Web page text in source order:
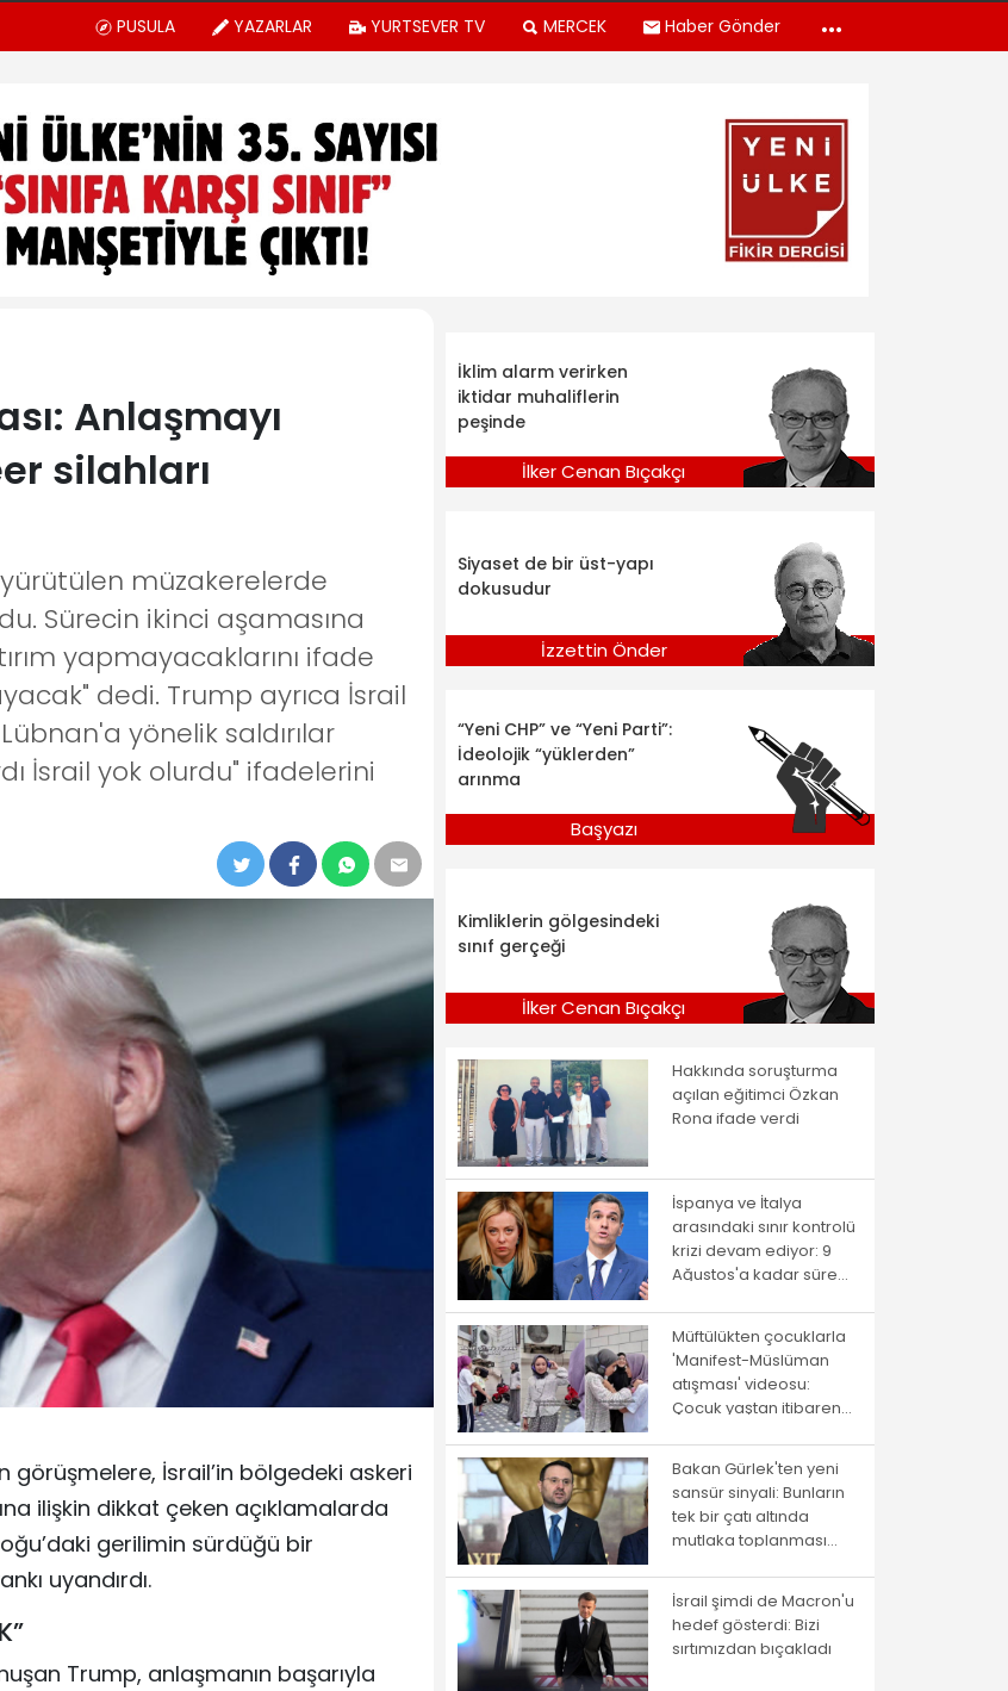
PUSULA YAZARLAR YURTSEVER TV MERCEK Haber Gönder
Anlaşmayı
silahları
yürütülen müzakerelerde
Sürecin ikinci aşamasına
yapmayacaklarını ifade
dedi. Trump ayrıca İsrail
yönelik saldırılar
İsrail yok olurdu" ifadelerini
görüşmelere, İsrail’in bölgedeki askeri
ilişkin dikkat çeken açıklamalarda
gerilimin sürdüğü bir
uyandırdı.
Trump, anlaşmanın başarıyla
İklim alarm verirken
iktidar muhaliflerin
peşinde
İlker Cenan Bıçakçı
Siyaset de bir üst-yapı
dokusudur
İzzettin Önder
“Yeni CHP” ve “Yeni Parti”:
İdeolojik “yüklerden”
arınma
Başyazı
Kimliklerin gölgesindeki
sınıf gerçeği
İlker Cenan Bıçakçı
Hakkında soruşturma
açılan eğitimci Özkan
Rona ifade verdi
İspanya ve İtalya
arasındaki sınır kontrolü
krizi devam ediyor: 9
Ağustos'a kadar süre
Müftülükten çocuklarla
'Manifest-Müslüman
atışması' videosu:
Çocuk yaştan itibaren
Bakan Gürlek'ten yeni
sansür sinyali: Bunların
tek bir çatı altında
mutlaka toplanması
İsrail şimdi de Macron'u
hedef gösterdi: Bizi
sırtımızdan bıçakladı